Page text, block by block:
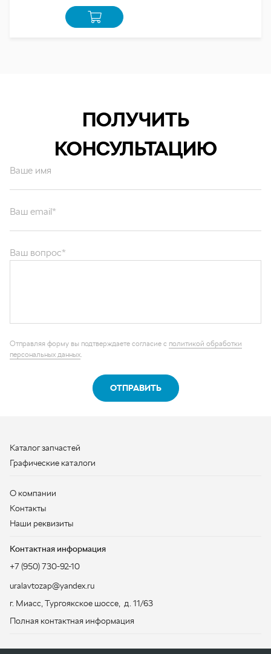
ПОЛУЧИТЬ
КОНСУЛЬТАЦИЮ
Ваше имя
персональных данных
Каталог запчастей
Контактная информация
+7 (950) 730-92-10
uralavtozap@yandex.ru
г. Миасс, Тургоякское шоссе, д. 11/63
Полная контактная информация
Политика конфиденциальности